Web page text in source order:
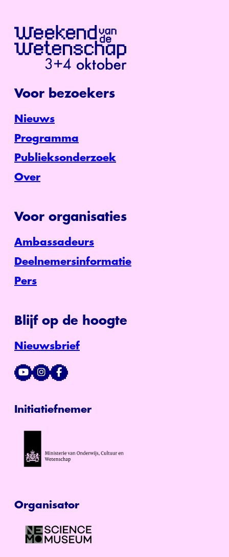
Voor bezoekers
Nieuws
Programma
Publieksonderzoek
Over
Voor organisaties
Ambassadeurs
Deelnemersinformatie
Pers
Blijf op de hoogte
Nieuwsbrief
Initiatiefnemer
Organisator